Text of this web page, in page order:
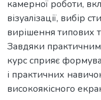
камерної роботи,
візуалізації, вибір
вирішення типових
Завдяки практичним
курс сприяє
і практичних
високоякісного